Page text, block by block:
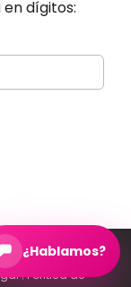
dígitos:
Parada
|Política de
¿Hablamos?